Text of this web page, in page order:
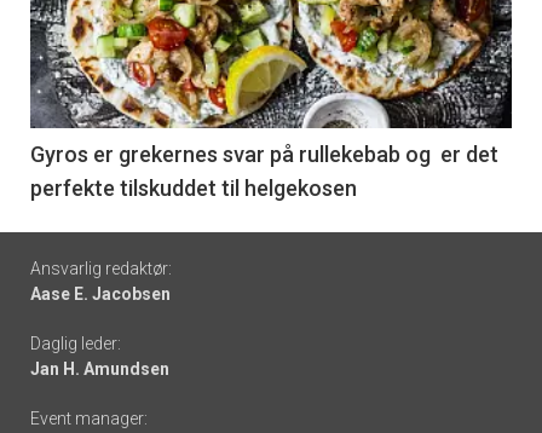
nå
-
6
Gyros er grekernes svar på rullekebab og er det
perfekte tilskuddet til helgekosen
Footer
-
links
Ansvarlig redaktør:
Aase E. Jacobsen
Daglig leder:
Jan H. Amundsen
Event manager: